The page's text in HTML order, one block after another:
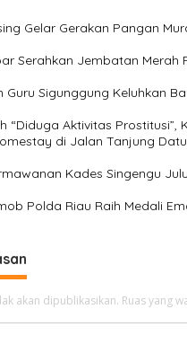
Gelar Gerakan Pangan
Serahkan Jembatan Merah
Sigunggung Keluhkan
“Diduga Aktivitas
di Jalan Tanjung
Kades Singengu
Polda Riau Raih Medali
akan dipublikasikan. Ruas yang